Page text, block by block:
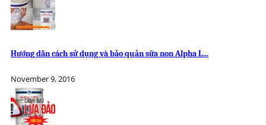
Hướng dẫn cách sử dụng và bảo quản sữa non Alpha L...
November 9, 2016